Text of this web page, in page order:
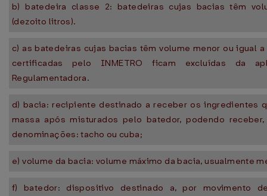
b) batedeira classe 2: batedeiras cujas bacias têm
(dezoito litros).
c) as batedeiras cujas bacias têm volume menor ou igual
certificadas pelo INMETRO ficam excluídas da
Regulamentadora.
d) bacia: recipiente destinado a receber os ingredientes
massa após misturados pelo batedor, podendo
denominações: tacho ou cuba;
e) volume da bacia: volume máximo da bacia, usualmente
f) batedor: dispositivo destinado a, por movimento